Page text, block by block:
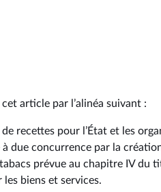
cet article par l’alinéa suivant :
de recettes pour l’État et les
à due concurrence par la
tabacs prévue au chapitre IV du
biens et services.